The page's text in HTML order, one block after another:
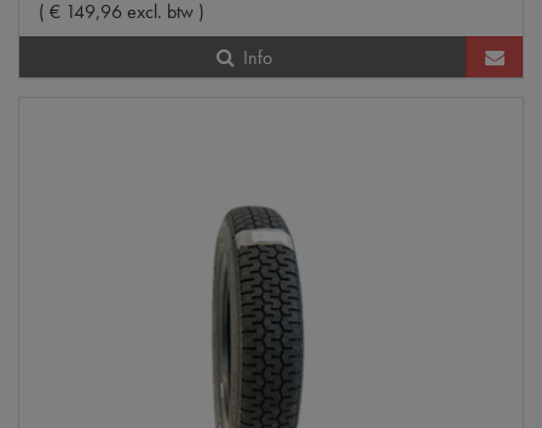
( € 149,96 excl. btw )
Info